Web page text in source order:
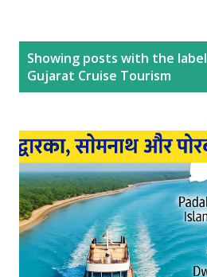
Showing posts with the label
Gujarat Cruise Tourism